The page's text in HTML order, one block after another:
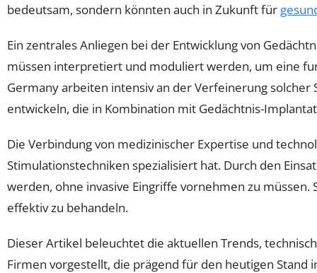
bedeutsam, sondern könnten auch in Zukunft für
Ein zentrales Anliegen bei der Entwicklung von
müssen interpretiert und moduliert werden, um eine
Germany arbeiten intensiv an der Verfeinerung
entwickeln, die in Kombination mit Gedächtnis-
Die Verbindung von medizinischer Expertise und
Stimulationstechniken spezialisiert hat. Durch den
werden, ohne invasive Eingriffe vornehmen zu
effektiv zu behandeln.
Dieser Artikel beleuchtet die aktuellen Trends,
Firmen vorgestellt, die prägend für den heutigen Stand